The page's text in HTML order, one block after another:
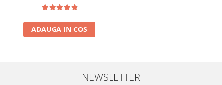
ADAUGA IN COS
NEWSLETTER